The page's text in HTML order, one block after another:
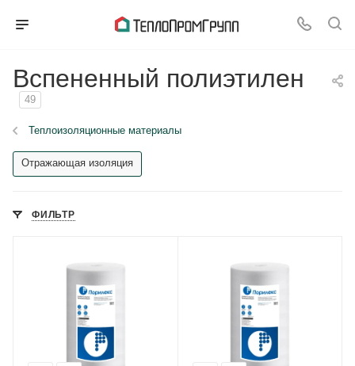
Вспененный полиэтилен
49
Теплоизоляционные материалы
Отражающая изоляция
ФИЛЬТР